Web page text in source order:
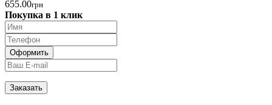
655.00грн
Покупка в 1 клик